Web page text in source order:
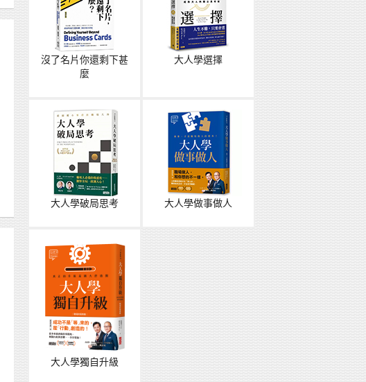
沒了名片你還剩下甚
麼
大人學選擇
大人學破局思考 大人學做事做人
大人學獨自升級